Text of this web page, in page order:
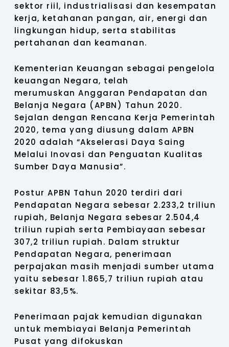
sektor riil, industrialisasi dan kesempatan
kerja, ketahanan pangan, air, energi dan
lingkungan hidup, serta stabilitas
pertahanan dan keamanan.
Kementerian Keuangan sebagai pengelola
keuangan Negara, telah
merumuskan Anggaran Pendapatan dan
Belanja Negara (APBN) Tahun 2020.
Sejalan dengan Rencana Kerja Pemerintah
2020, tema yang diusung dalam APBN
2020 adalah “Akselerasi Daya Saing
Melalui Inovasi dan Penguatan Kualitas
Sumber Daya Manusia”.
Postur APBN Tahun 2020 terdiri dari
Pendapatan Negara sebesar 2.233,2 triliun
rupiah, Belanja Negara sebesar 2.504,4
triliun rupiah serta Pembiayaan sebesar
307,2 triliun rupiah. Dalam struktur
Pendapatan Negara, penerimaan
perpajakan masih menjadi sumber utama
yaitu sebesar 1.865,7 triliun rupiah atau
sekitar 83,5%.
Penerimaan pajak kemudian digunakan
untuk membiayai Belanja Pemerintah
Pusat yang difokuskan